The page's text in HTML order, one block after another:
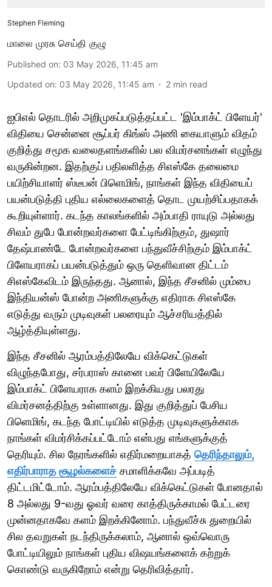
Stephen Fleming
மாலை முரசு செய்தி குழு
Published on: 03 May 2026, 11:45 am
Updated on: 03 May 2026, 11:45 am 2 min read
ஐபிஎல் தொடரில் அறிமுகப்படுத்தப்பட்ட 'இம்பாக்ட் பிளேயர்'
விதியை சென்னை சூப்பர் கிங்ஸ் அணி கையாளும் விதம்
குறித்து சமூக வலைதளங்களில் பல விமர்சனங்கள் எழுந்து
வருகின்றன. இதற்குப் பதிலளித்த சிஎஸ்கே தலைமை
பயிற்சியாளர் ஸ்டீபன் பிளெமிங், நாங்கள் இந்த விதியைப்
பயன்படுத்தி புதிய எல்லைகளைத் தொட முயற்சிப்பதாகக்
கூறியுள்ளார். கடந்த காலங்களில் அம்பாதி ராயுடு அல்லது
சிவம் துபே போன்றவர்களை பேட்டிங்கிற்கும், துஷார்
தேஷ்பாண்டே போன்றவர்களை பந்துவீச்சிற்கும் இம்பாக்ட்
பிளேயராகப் பயன்படுத்தும் ஒரு தெளிவான திட்டம்
சிஎஸ்கேவிடம் இருந்தது. ஆனால், இந்த சீசனில் மும்பை
இந்தியன்ஸ் போன்ற அணிகளுக்கு எதிராக சிஎஸ்கே
எடுத்து வரும் முடிவுகள் பலரையும் ஆச்சரியத்தில்
ஆழ்த்தியுள்ளது.
இந்த சீசனில் ஆரம்பத்திலேயே விக்கெட்டுகள்
விழுந்தபோது, சர்பராஸ் கானை பவர் பிளேயிலேயே
இம்பாக்ட் பிளேயராக களம் இறக்கியது பலரது
விமர்சனத்திற்கு உள்ளானது. இது குறித்துப் பேசிய
பிளெமிங், கடந்த போட்டியில் எடுத்த முடிவுகளுக்காக
நாங்கள் விமர்சிக்கப்பட்டோம் என்பது எங்களுக்குத்
தெரியும். சில நேரங்களில் எதிர்மறையாகத் தெரிந்தாலும்,
எதிர்பாராத சூழல்களைச் சமாளிக்கவே அப்படித்
திட்டமிட்டோம். ஆரம்பத்திலேயே விக்கெட்டுகள் போனதால்
8 அல்லது 9-வது ஓவர் வரை காத்திருக்காமல் பேட்டரை
முன்னதாகவே களம் இறக்கினோம். பந்துவீச்சு துறையில்
சில தவறுகள் நடந்திருக்கலாம், ஆனால் ஒவ்வொரு
போட்டியிலும் நாங்கள் புதிய விஷயங்களைக் கற்றுக்
கொண்டு வருகிறோம் என்று தெரிவித்தார்.